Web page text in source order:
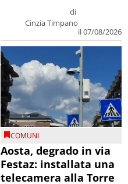
di
Cinzia Timpano
il 07/08/2026
COMUNI
Aosta, degrado in via
Festaz: installata una
telecamera alla Torre